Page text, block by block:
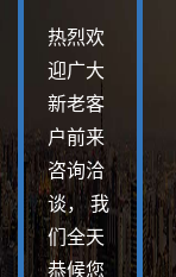
热烈欢
迎广大
新老客
户前来
咨询洽
谈， 我
们全天
恭候您